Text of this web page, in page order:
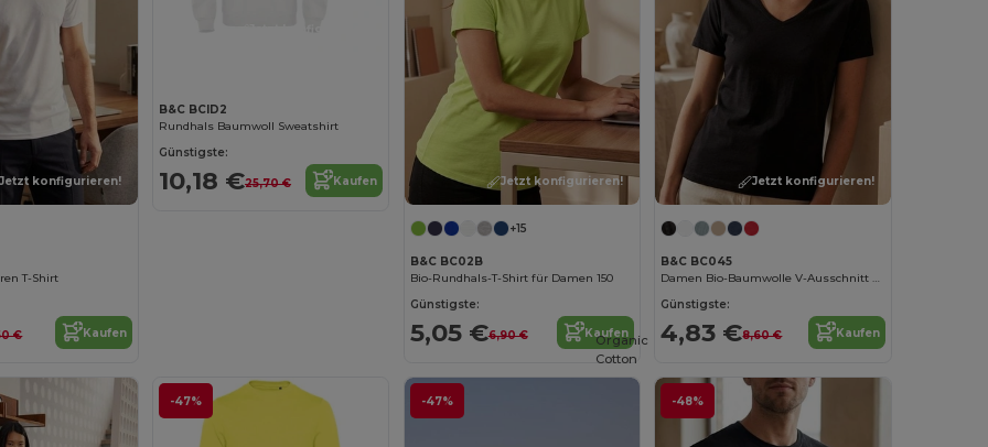
konfigurieren!
T-Shirt
€ Kaufen
B&C BCID2
Rundhals Baumwoll Sweatshirt
Günstigste:
10,18 €25,70 € Kaufen Jetzt konfigurieren!
+15
B&C BC02B
Bio-Rundhals-T-Shirt für Damen 150
Günstigste:
5,05 €6,90 € Kaufen
Jetzt konfigurieren!
B&C BC045
Damen Bio-Baumwolle V-Ausschnitt T-Shirt
Günstigste:
4,83 €8,60 € Kaufen
-47% -47% -48%
Organic
Cotton